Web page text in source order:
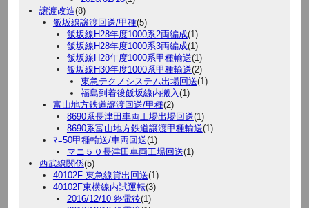
譲渡改造(8)
飯坂線譲渡回送/甲種(5)
飯坂線H28年度1000系2両編成(1)
飯坂線H28年度1000系3両編成(1)
飯坂線H28年度1000系甲種輸送(1)
飯坂線H30年度1000系甲種輸送(2)
東急テクノシステム出場回送(1)
福島到着後飯坂線内搬入 (1)
富山地方鉄道譲渡回送/甲種(2)
8690系長津田車両工場出場回送(1)
8690系富山地方鉄道譲渡甲種輸送(1)
ﾏﾆ50甲種輸送/車両回送(1)
マニ５０長津田車両工場回送(1)
西武線関係(5)
40102F 東急線貸出回送(1)
40102F東横線内試運転(3)
2016/12/10 終電後(1)